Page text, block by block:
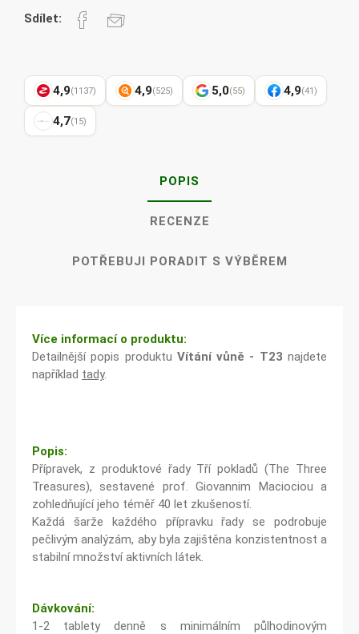
Sdílet:
4,9(1137) 4,9(525) 5,0(55) 4,9(41)
4,7(15)
POPIS
RECENZE
POTŘEBUJI PORADIT S VÝBĚREM
Více informací o produktu:
Detailnější popis produktu Vítání vůně - T23 najdete
například tady.
Popis:
Přípravek, z produktové řady Tří pokladů (The Three
Treasures), sestavené prof. Giovannim Maciociou a
zohledňující jeho téměř 40 let zkušeností.
Každá šarže každého přípravku řady se podrobuje
pečlivým analýzám, aby byla zajištěna konzistentnost a
stabilní množství aktivních látek.
Dávkování:
1-2 tablety denně s minimálním půlhodinovým